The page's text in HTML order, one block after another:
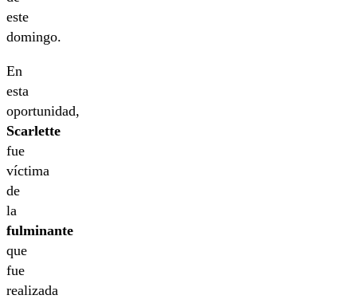
este
domingo.
En
esta
oportunidad,
Scarlette
fue
víctima
de
la
fulminante
que
fue
realizada